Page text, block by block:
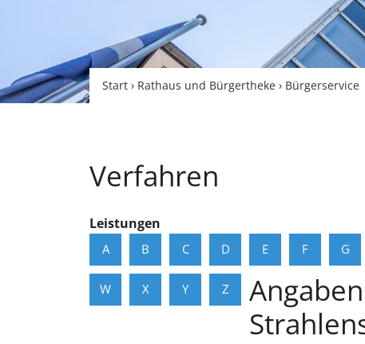
Start › Rathaus und Bürgertheke › Bürgerservice
Verfahren
Leistungen
A B C D E F G
W X Y Z